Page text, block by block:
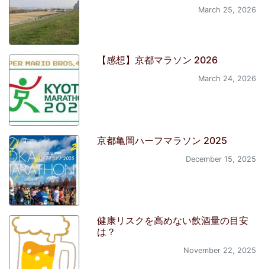
March 25, 2026
【感想】京都マラソン 2026
March 24, 2026
京都亀岡ハーフマラソン 2025
December 15, 2025
健康リスクを高めない飲酒量の目安
は？
November 22, 2025